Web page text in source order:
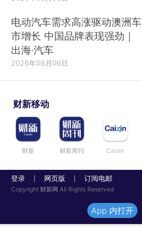
电动汽车需求高涨驱动澳洲车
市增长 中国品牌表现强劲｜
出海·汽车
2026年08月06日
财新移动
财新 财新周刊 Caixin
登录 网页版 订阅电邮
Copyright 财新网 All Rights Reserved
App 内打开